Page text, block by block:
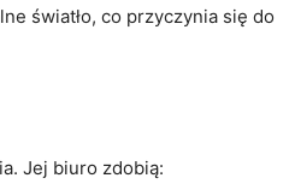
światło, co przyczynia się do
Jej biuro zdobią: